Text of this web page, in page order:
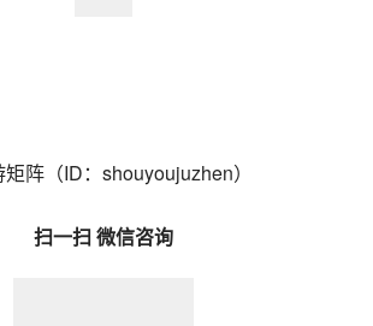
阵（ID：shouyoujuzhen）
扫一扫 微信咨询